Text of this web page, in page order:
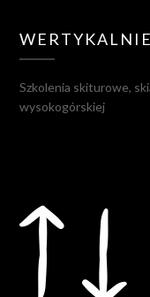
WERTYKALNIE
Szkolenia skiturowe,
wysokogórskiej